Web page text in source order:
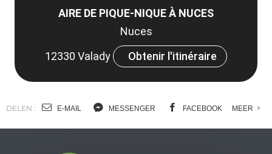
AIRE DE PIQUE-NIQUE À NUCES
Nuces
12330 Valady
Obtenir l'itinéraire
DELEN : E-MAIL MESSENGER FACEBOOK MEER